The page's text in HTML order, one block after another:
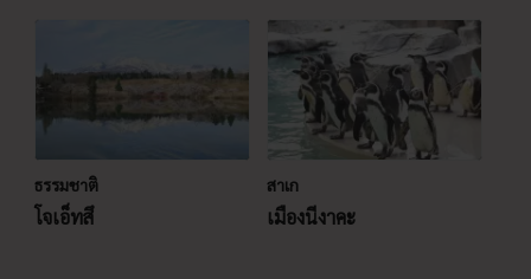
ธรรมชาติ
โจเอ็ทสึ
สาเก
เมืองนีงาคะ